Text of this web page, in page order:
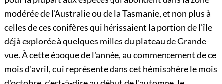
modérée de l'Australie ou de la Tasmanie, et non plus à
celles de ces conifères qui hérissaient la portion de l'île
déjà explorée à quelques milles du plateau de Grande-
vue. À cette époque de l'année, au commencement de ce
mois d'avril, qui représente dans cet hémisphère le mois